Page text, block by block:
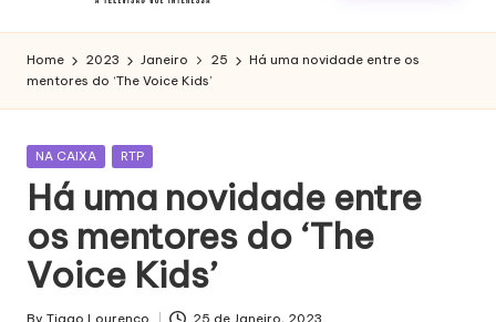
A
C
A
I
X
A
Q
U
Programas,
e
Bastidores
Home 2023 Janeiro 25
Há uma novidade entre os
mentores do ‘The Voice Kids’
Posted
NA CAIXA RTP
Há uma novidade entre
os mentores do ‘The
Voice Kids’